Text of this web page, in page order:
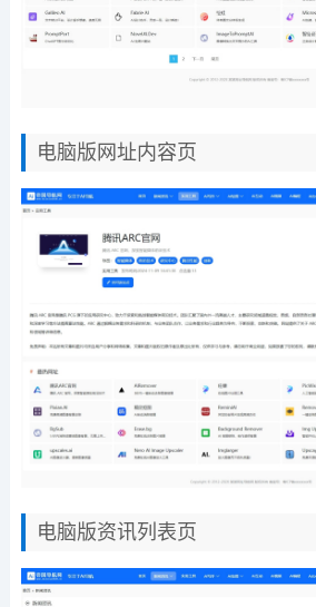
电脑版网址内容页
电脑版资讯列表页